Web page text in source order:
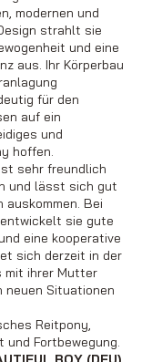
modernen und
strahlt sie
und eine
aus. Ihr Körperbau
für den
auf ein
und
hoffen.
sehr freundlich
und lässt sich gut
auskommen. Bei
sie gute
eine kooperative
sich derzeit in der
mit ihrer Mutter
Situationen
Reitpony,
Fortbewegung.